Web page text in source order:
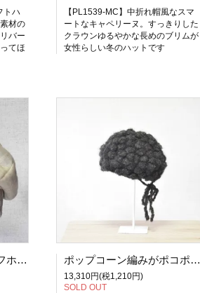
トハ
材の
バー
てほ
【PL1539-MC】中折れ帽風なスマ
ートなキャペリーヌ。すっきりした
クラウンゆるやかな長めのブリムが
女性らしい冬のハットです
ボリュームベレー（オフホワイト）【PP0031-OW】 ポップコーン編みがポコポコ可愛いポップコーンベレー（ブラック）【PL0993-BK】
13,310円(税1,210円)
SOLD OUT